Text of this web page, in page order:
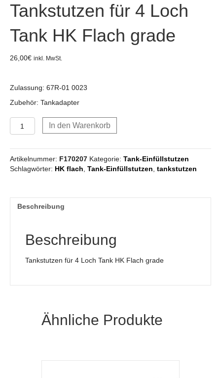
Tankstutzen für 4 Loch
Tank HK Flach grade
26,00€ inkl. MwSt.
Zulassung: 67R-01 0023
Zubehör: Tankadapter
Tankstutzen
für
Loch
Tank
HK
In den Warenkorb
Artikelnummer: F170207 Kategorie: Tank-Einfüllstutzen
Schlagwörter: HK flach, Tank-Einfüllstutzen, tankstutzen
Beschreibung
Beschreibung
Tankstutzen für 4 Loch Tank HK Flach grade
Ähnliche Produkte